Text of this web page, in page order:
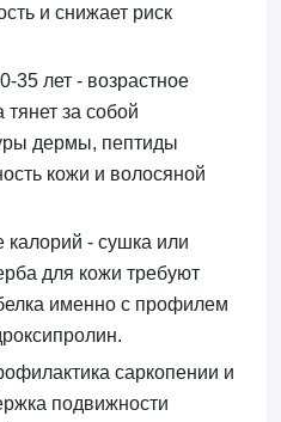
и снижает риск
лет - возрастное
тянет за собой
дермы, пептиды
кожи и волосяной
- сушка или
для кожи требуют
именно с профилем
саркопении и
подвижности